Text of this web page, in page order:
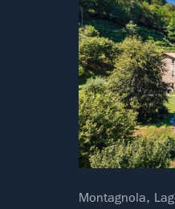
Montagnola,